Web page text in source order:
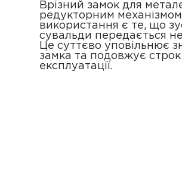
Врізний замок для
редукторним
використання є те, що
сувальди передається
Це суттєво уповільнює
замка та подовжує строк
експлуатації.